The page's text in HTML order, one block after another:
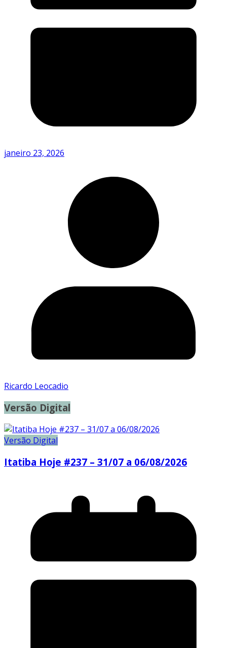
janeiro 23, 2026
Ricardo Leocadio
Versão Digital
Versão Digital
Itatiba Hoje #237 – 31/07 a 06/08/2026